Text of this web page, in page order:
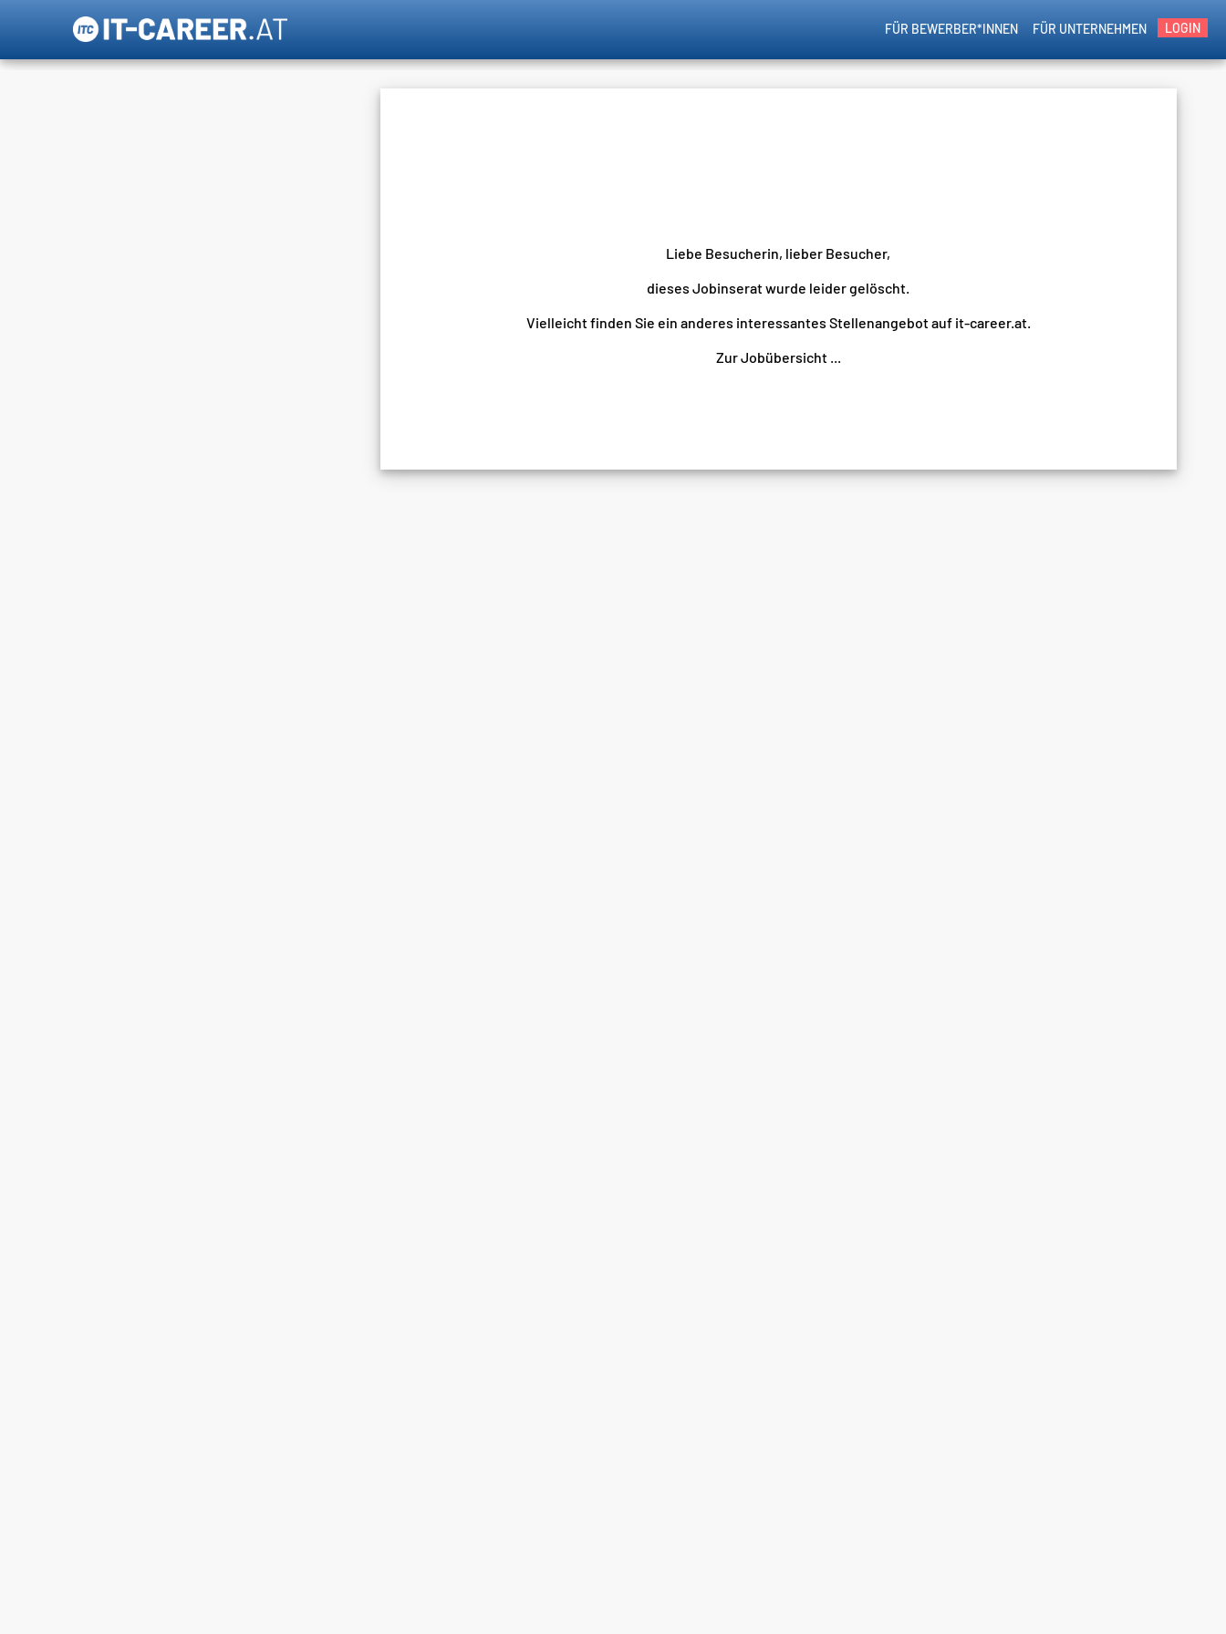
LOGIN
FÜR UNTERNEHMEN
FÜR BEWERBER*INNEN
Liebe Besucherin, lieber Besucher,
dieses Jobinserat wurde leider gelöscht.
Vielleicht finden Sie ein anderes interessantes Stellenangebot auf it-career.at.
Zur Jobübersicht ...